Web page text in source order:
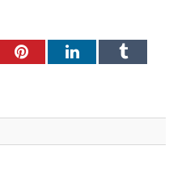
PinterestLinkedInTumblr